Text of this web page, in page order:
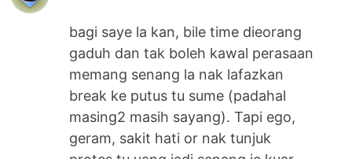
bagi saye la kan, bile time dieorang
gaduh dan tak boleh kawal perasaan
memang senang la nak lafazkan
break ke putus tu sume (padahal
masing2 masih sayang). Tapi ego,
geram, sakit hati or nak tunjuk